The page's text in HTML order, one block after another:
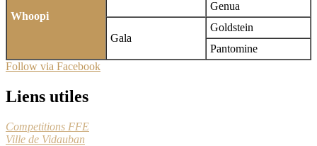
Whoopi
Genua
Gala
Goldstein
Pantomine
Follow via Facebook
Liens utiles
Competitions FFE
Ville de Vidauban